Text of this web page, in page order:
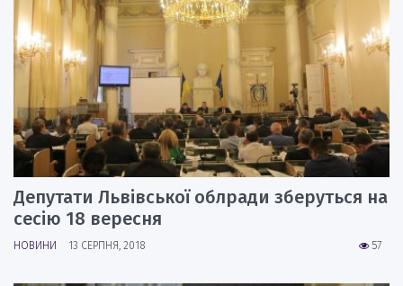
Депутати Львівської облради зберуться на
сесію 18 вересня
57
НОВИНИ 13 СЕРПНЯ, 2018